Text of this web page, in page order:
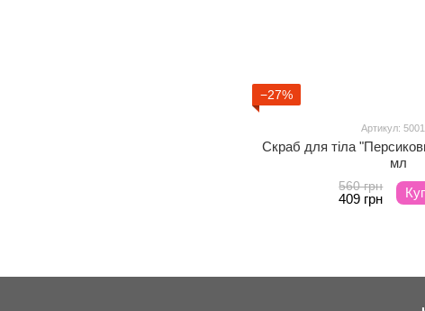
−27%
Артикул:
Скраб для тіла
мл
560 грн
409 грн